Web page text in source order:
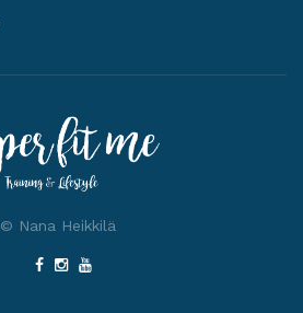
© Nana Heikkilä